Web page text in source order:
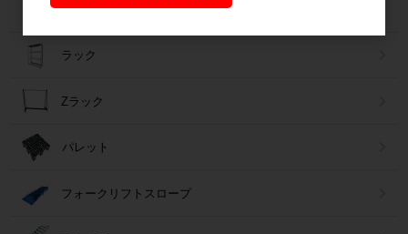
６輪台車
ラック
Zラック
パレット
フォークリフトスロープ